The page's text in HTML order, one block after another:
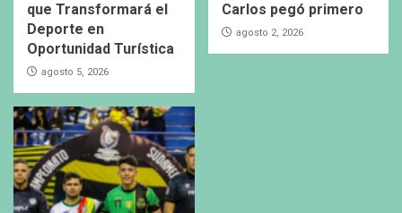
que Transformará el
Deporte en
Oportunidad Turística
agosto 5, 2026
Carlos pegó primero
agosto 2, 2026